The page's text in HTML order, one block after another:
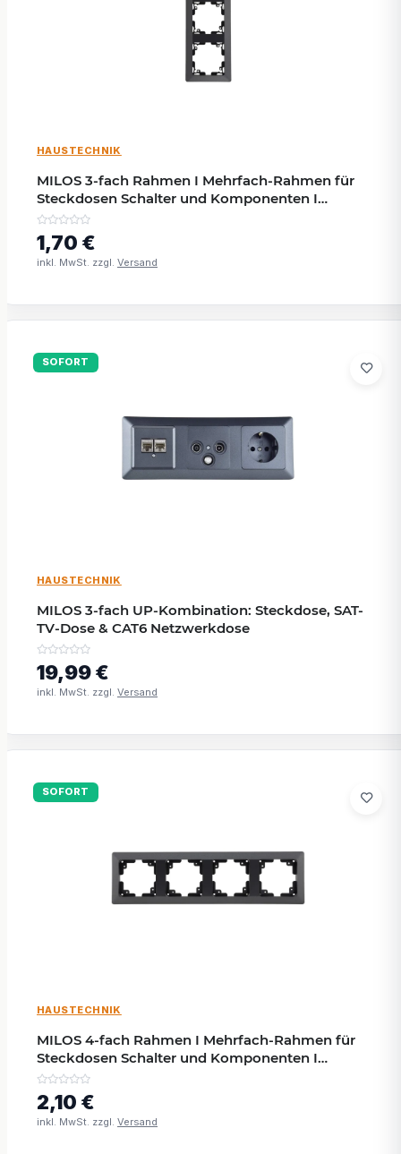
HAUSTECHNIK
MILOS 3-fach Rahmen I Mehrfach-Rahmen für
Steckdosen Schalter und Komponenten I
Anthrazit
1,70 €
inkl. MwSt. zzgl. Versand
SOFORT
HAUSTECHNIK
MILOS 3-fach UP-Kombination: Steckdose, SAT-
TV-Dose & CAT6 Netzwerkdose
19,99 €
inkl. MwSt. zzgl. Versand
SOFORT
HAUSTECHNIK
MILOS 4-fach Rahmen I Mehrfach-Rahmen für
Steckdosen Schalter und Komponenten I
Anthrazit
2,10 €
inkl. MwSt. zzgl. Versand